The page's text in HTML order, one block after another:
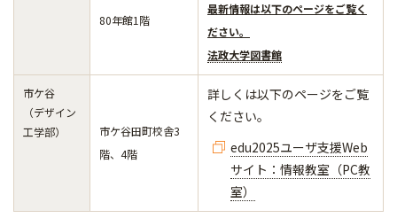
80年館1階
最新情報は以下のページをご覧く
ださい。
法政大学図書館
市ケ谷
（デザイン
工学部）
市ケ谷田町校舎3
階、4階
詳しくは以下のページをご覧
ください。
edu2025ユーザ支援Web
サイト：情報教室（PC教
室）